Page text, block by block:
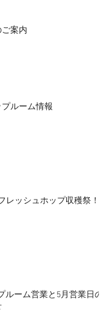
案内
プルーム情報
レッシュホップ収穫祭！
ルーム営業と5月営業日の